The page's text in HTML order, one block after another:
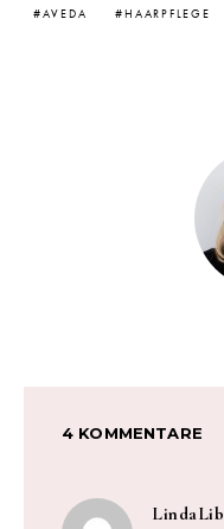
AVEDA HAARPFLEGE
4 KOMMENTARE